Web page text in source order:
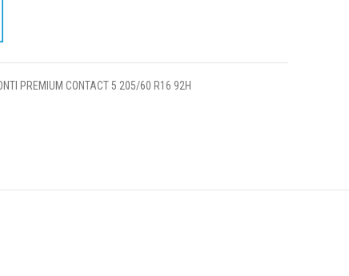
PREMIUM CONTACT 5 205/60 R16 92H